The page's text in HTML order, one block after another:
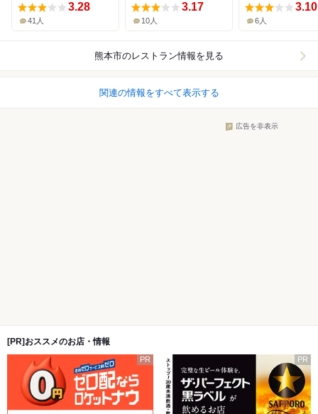
3.28
41人
3.17
10人
3.10
6人
熊本市のレストラン情報を見る
関連の情報をすべて表示する
広告を非表示
[PR]おススメのお店・情報
PR PR